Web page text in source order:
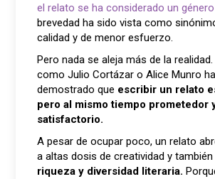
el relato se ha considerado un
brevedad ha sido vista como
calidad y de menor esfuerzo.
Pero nada se aleja más de la
como Julio Cortázar o Alice Munro
demostrado que escribir un relato
pero al mismo tiempo prometedor
satisfactorio.
A pesar de ocupar poco, un relato
a altas dosis de creatividad y también
riqueza y diversidad literaria.